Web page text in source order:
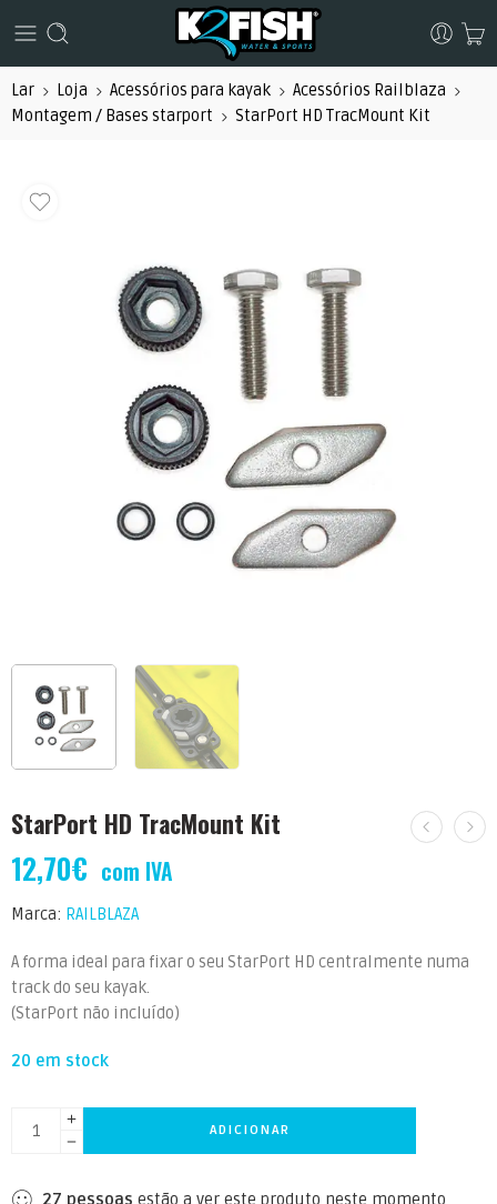
Lar Loja Acessórios para kayak
Acessórios Railblaza
Montagem / Bases starport
StarPort HD TracMount Kit
StarPort HD TracMount Kit
12,70€ com IVA
Marca: RAILBLAZA
A forma ideal para fixar o seu StarPort HD centralmente numa
track do seu kayak.
(StarPort não incluído)
20 em stock
ADICIONAR
27 pessoas estão a ver este produto neste momento